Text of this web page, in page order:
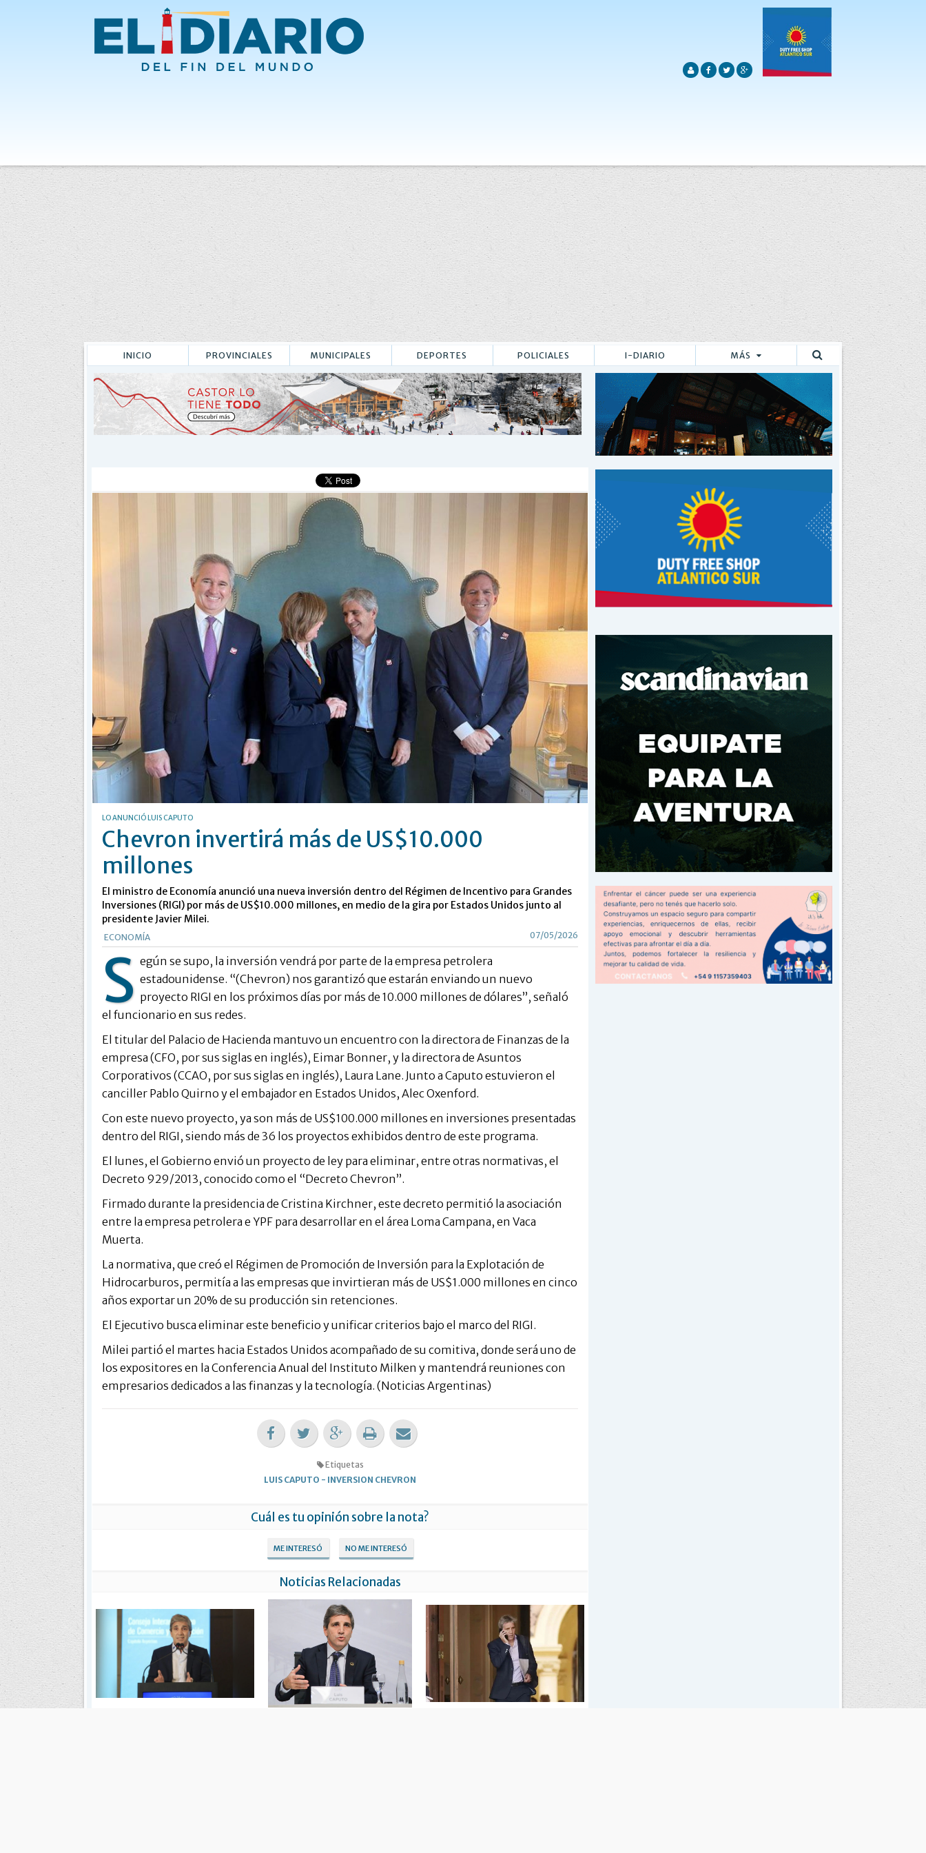
INICIO PROVINCIALES MUNICIPALES DEPORTES POLICIALES I-DIARIO MÁS
Buscar
LO ANUNCIÓ LUIS CAPUTO
Chevron invertirá más de US$10.000
millones
El ministro de Economía anunció una nueva inversión dentro del Régimen de Incentivo para Grandes
Inversiones (RIGI) por más de US$10.000 millones, en medio de la gira por Estados Unidos junto al
presidente Javier Milei.
ECONOMÍA 07/05/2026
S egún se supo, la inversión vendrá por parte de la empresa petrolera
estadounidense. “(Chevron) nos garantizó que estarán enviando un nuevo
proyecto RIGI en los próximos días por más de 10.000 millones de dólares”, señaló
el funcionario en sus redes.
El titular del Palacio de Hacienda mantuvo un encuentro con la directora de Finanzas de la
empresa (CFO, por sus siglas en inglés), Eimar Bonner, y la directora de Asuntos
Corporativos (CCAO, por sus siglas en inglés), Laura Lane. Junto a Caputo estuvieron el
canciller Pablo Quirno y el embajador en Estados Unidos, Alec Oxenford.
Con este nuevo proyecto, ya son más de US$100.000 millones en inversiones presentadas
dentro del RIGI, siendo más de 36 los proyectos exhibidos dentro de este programa.
El lunes, el Gobierno envió un proyecto de ley para eliminar, entre otras normativas, el
Decreto 929/2013, conocido como el “Decreto Chevron”.
Firmado durante la presidencia de Cristina Kirchner, este decreto permitió la asociación
entre la empresa petrolera e YPF para desarrollar en el área Loma Campana, en Vaca
Muerta.
La normativa, que creó el Régimen de Promoción de Inversión para la Explotación de
Hidrocarburos, permitía a las empresas que invirtieran más de US$1.000 millones en cinco
años exportar un 20% de su producción sin retenciones.
El Ejecutivo busca eliminar este beneficio y unificar criterios bajo el marco del RIGI.
Milei partió el martes hacia Estados Unidos acompañado de su comitiva, donde será uno de
los expositores en la Conferencia Anual del Instituto Milken y mantendrá reuniones con
empresarios dedicados a las finanzas y la tecnología. (Noticias Argentinas)
Etiquetas
LUIS CAPUTO - INVERSION CHEVRON
Cuál es tu opinión sobre la nota?
ME INTERESÓ NO ME INTERESÓ
Noticias Relacionadas